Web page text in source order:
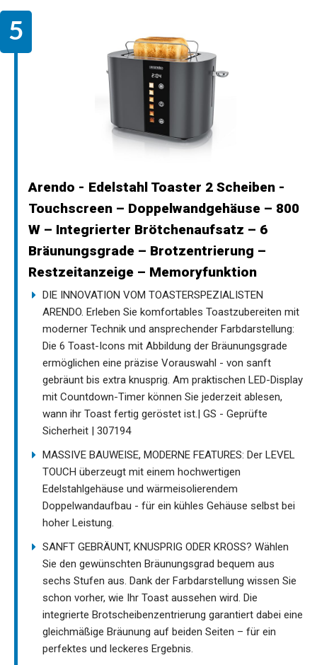
Arendo - Edelstahl Toaster 2 Scheiben -
Touchscreen – Doppelwandgehäuse – 800
W – Integrierter Brötchenaufsatz – 6
Bräunungsgrade – Brotzentrierung –
Restzeitanzeige – Memoryfunktion
DIE INNOVATION VOM TOASTERSPEZIALISTEN
ARENDO. Erleben Sie komfortables Toastzubereiten mit
moderner Technik und ansprechender Farbdarstellung:
Die 6 Toast-Icons mit Abbildung der Bräunungsgrade
ermöglichen eine präzise Vorauswahl - von sanft
gebräunt bis extra knusprig. Am praktischen LED-Display
mit Countdown-Timer können Sie jederzeit ablesen,
wann ihr Toast fertig geröstet ist.| GS - Geprüfte
Sicherheit | 307194
MASSIVE BAUWEISE, MODERNE FEATURES: Der LEVEL
TOUCH überzeugt mit einem hochwertigen
Edelstahlgehäuse und wärmeisolierendem
Doppelwandaufbau - für ein kühles Gehäuse selbst bei
hoher Leistung.
SANFT GEBRÄUNT, KNUSPRIG ODER KROSS? Wählen
Sie den gewünschten Bräunungsgrad bequem aus
sechs Stufen aus. Dank der Farbdarstellung wissen Sie
schon vorher, wie Ihr Toast aussehen wird. Die
integrierte Brotscheibenzentrierung garantiert dabei eine
gleichmäßige Bräunung auf beiden Seiten – für ein
perfektes und leckeres Ergebnis.